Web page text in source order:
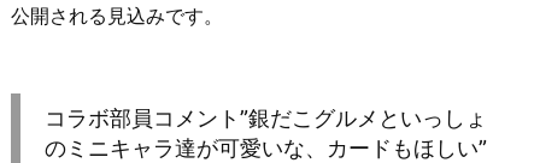
公開される見込みです。
コラボ部員コメント”銀だこグルメといっしょ
のミニキャラ達が可愛いな、カードもほしい”